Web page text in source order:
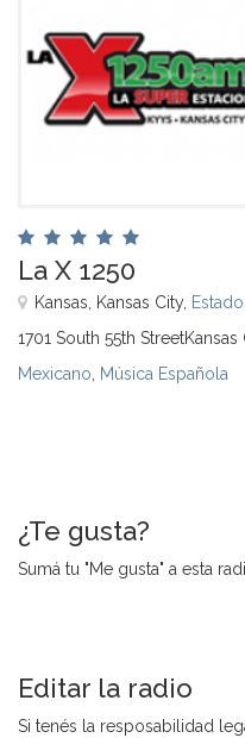
La X 1250
Kansas, Kansas City,
1701 South 55th
Mexicano Música Española
¿Te gusta?
Sumá tu "Me gusta" a esta
Editar la radio
Si tenés la resposabilidad